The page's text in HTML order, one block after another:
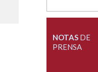
NOTASDE
PRENSA